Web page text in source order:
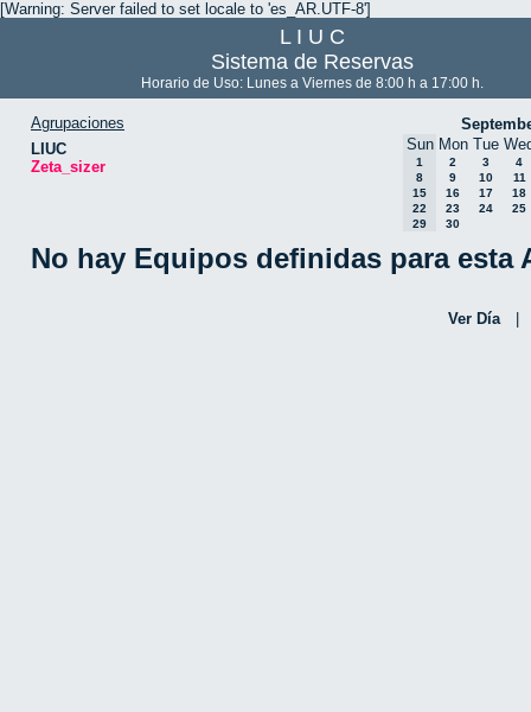
[Warning: Server failed to set locale to 'es_AR.UTF-8']
L I U C
Sistema de Reservas
Horario de Uso: Lunes a Viernes de 8:00 h a 17:00 h.
Agrupaciones
LIUC
Zeta_sizer
Sun Mon Tue
1 2 3
4
8
9 10
11
15
16 17
18
22
23 24
25
29
30
No hay Equipos definidas para esta
Ver Día |